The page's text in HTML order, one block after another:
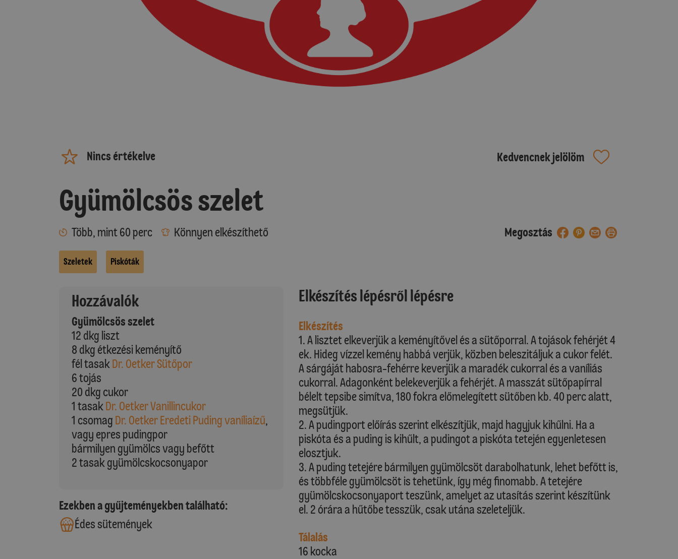
Nincs értékelve Kedvencnek jelölöm
Gyümölcsös szelet
Több, mint 60 perc Könnyen elkészíthető Megosztás
Szeletek Piskóták
Hozzávalók
Gyümölcsös szelet
12 dkg liszt
8 dkg étkezési keményítő
fél tasakDr. Oetker Sütőpor
6 tojás
20 dkg cukor
1 tasakDr. Oetker Vanillincukor
1 csomag Dr. Oetker Eredeti Puding vaníliaízű,
vagy epres pudingpor
bármilyen gyümölcs vagy befőtt
2 tasak gyümölcskocsonyapor
Ezekben a gyűjteményekben található:
Édes sütemények
Elkészítés lépésről lépésre
Elkészítés
1. A lisztet elkeverjük a keményítővel és a sütőporral. A tojások fehérjét 4
ek. Hideg vízzel kemény habbá verjük, közben beleszitáljuk a cukor felét.
A sárgáját habosra-fehérre keverjük a maradék cukorral és a vaníliás
cukorral. Adagonként belekeverjük a fehérjét. A masszát sütőpapírral
bélelt tepsibe simítva, 180 fokra előmelegített sütőben kb. 40 perc alatt,
megsütjük.
2. A pudingport előírás szerint elkészítjük, majd hagyjuk kihűlni. Ha a
piskóta és a puding is kihűlt, a pudingot a piskóta tetején egyenletesen
elosztjuk.
3. A puding tetejére bármilyen gyümölcsöt darabolhatunk, lehet befőtt is,
és többféle gyümölcsöt is tehetünk, így még finomabb. A tetejére
gyümölcskocsonyaport teszünk, amelyet az utasítás szerint készítünk
el. 2 órára a hűtőbe tesszük, csak utána szeleteljük.
Tálalás
16 kocka